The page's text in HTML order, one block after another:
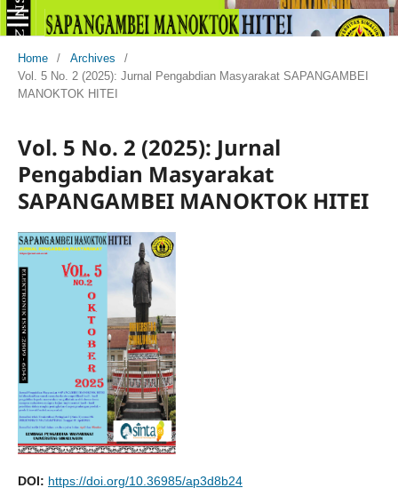
Home / Archives
/
Vol. 5 No. 2 (2025): Jurnal Pengabdian Masyarakat SAPANGAMBEI
MANOKTOK HITEI
Vol. 5 No. 2 (2025): Jurnal
Pengabdian Masyarakat
SAPANGAMBEI MANOKTOK HITEI
DOI: https://doi.org/10.36985/ap3d8b24